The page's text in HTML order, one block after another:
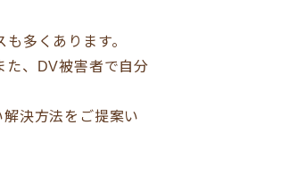
多くあります。
た、DV被害者で自分
決方法をご提案い